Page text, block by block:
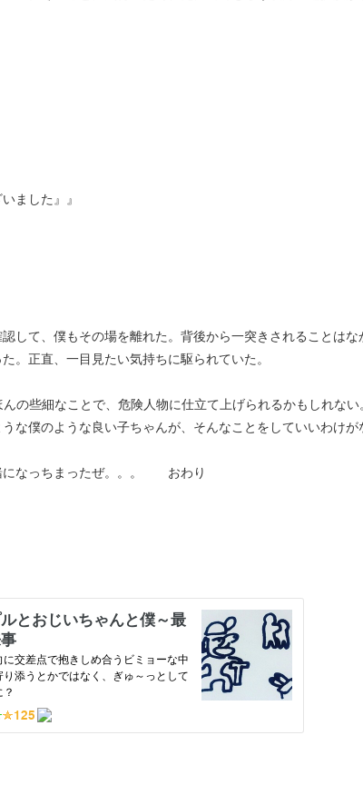
ました』』
して、僕もその場を離れた。背後から一突きされることはな
。正直、一目見たい気持ちに駆られていた。
の些細なことで、危険人物に仕立て上げられるかもしれない
な僕のような良い子ちゃんが、そんなことをしていいわけが
になっちまったぜ。。。 おわり